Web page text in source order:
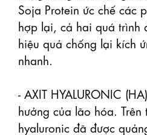
Soja Protein ức chế các
hợp lại, cả hai quá trình
hiệu quả chống lại kích
nhanh.
- AXIT HYALURONIC
hưởng của lão hóa. Trên
hyaluronic đã được